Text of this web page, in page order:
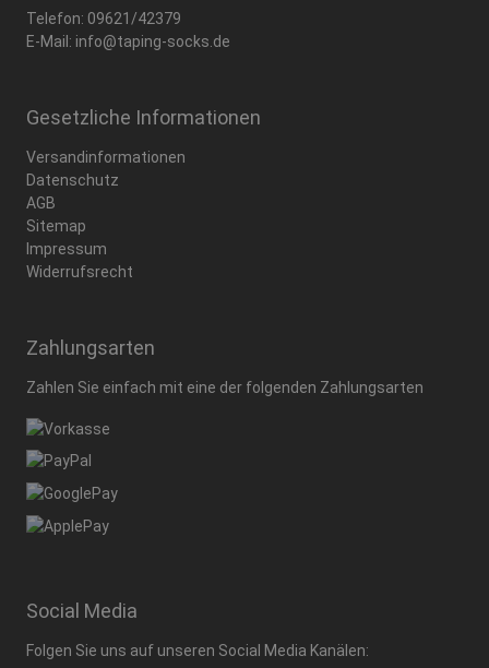
Telefon: 09621/42379
E-Mail: info@taping-socks.de
Gesetzliche Informationen
Versandinformationen
Datenschutz
AGB
Sitemap
Impressum
Widerrufsrecht
Zahlungsarten
Zahlen Sie einfach mit eine der folgenden Zahlungsarten
Social Media
Folgen Sie uns auf unseren Social Media Kanälen: